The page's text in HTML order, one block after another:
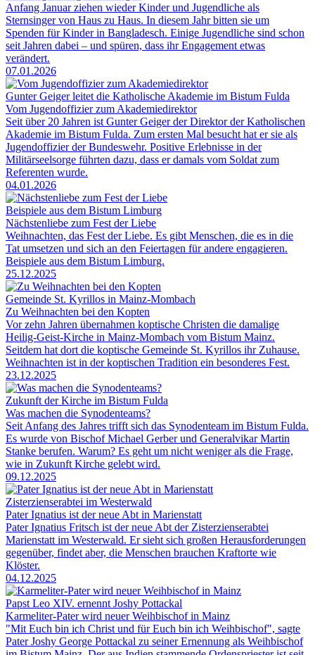
Anfang Januar ziehen wieder Kinder und Jugendliche als
Sternsinger von Haus zu Haus. In diesem Jahr bitten sie um
Spenden für Kinder in Bangladesch. Einige Jugendliche sind schon
seit Jahren dabei – und spüren, dass ihr Engagement etwas
verändert.
07.01.2026
Gunter Geiger leitet die Katholische Akademie im Bistum Fulda
Vom Jugendoffizier zum Akademiedirektor
Seit über 20 Jahren ist Gunter Geiger der Direktor der Katholischen
Akademie im Bistum Fulda. Zum ersten Mal besucht hat er sie als
Jugendoffizier der Bundeswehr. Positive Erlebnisse in der
Militärseelsorge führten dazu, dass er damals vom Soldat zum
Referenten wurde.
04.01.2026
Beispiele aus dem Bistum Limburg
Nächstenliebe zum Fest der Liebe
Weihnachten, das Fest der Liebe. Es gibt Menschen, die es in die
Tat umsetzen und sich an den Feiertagen für andere engagieren.
Beispiele aus dem Bistum Limburg.
25.12.2025
Gemeinde St. Kyrillos in Mainz-Mombach
Zu Weihnachten bei den Kopten
Vor zehn Jahren übernahmen koptische Christen die damalige
Heilig-Geist-Kirche in Mainz-Mombach vom Bistum Mainz.
Seitdem hat dort die koptische Gemeinde St. Kyrillos ihr Zuhause.
Weihnachten ist in der koptischen Tradition ein besonderes Fest.
23.12.2025
Zukunft der Kirche im Bistum Fulda
Was machen die Synodenteams?
Seit Anfang des Jahres trifft sich das Synodenteam im Bistum Fulda.
Es wurde von Bischof Michael Gerber und Generalvikar Martin
Stanke berufen. Warum? Es geht um nicht weniger als die Frage,
wie in Zukunft Kirche gelebt wird.
09.12.2025
Zisterzienserabtei im Westerwald
Pater Ignatius ist der neue Abt in Marienstatt
Pater Ignatius Fritsch ist der neue Abt der Zisterzienserabtei
Marienstatt im Westerwald. Er sieht sich großen Herausforderungen
gegenüber, findet aber, die Menschen brauchen Kraftorte wie
Klöster.
04.12.2025
Papst Leo XIV. ernennt Joshy Pottackal
Karmeliter-Pater wird neuer Weihbischof in Mainz
"Mit Euch bin ich Christ und für Euch bin ich Weihbischof", sagte
Pater Joshy George Pottackal zu seiner Ernennung als Weihbischof